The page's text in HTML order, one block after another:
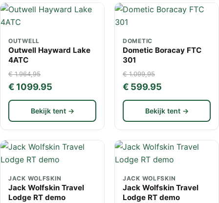
OUTWELL
Outwell Hayward Lake
4ATC
€ 1.964,95
€ 1099.95
Bekijk tent →
DOMETIC
Dometic Boracay FTC
301
€ 1.099,95
€ 599.95
Bekijk tent →
JACK WOLFSKIN
Jack Wolfskin Travel
Lodge RT demo
JACK WOLFSKIN
Jack Wolfskin Travel
Lodge RT demo